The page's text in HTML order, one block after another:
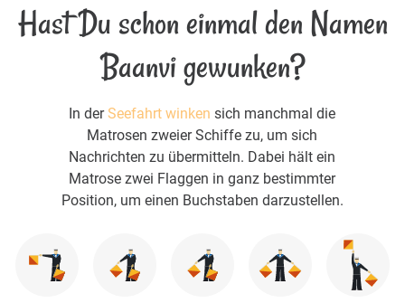
Hast Du schon einmal den Namen
Baanvi gewunken?
In derSeefahrt winken sich manchmal die
Matrosen zweier Schiffe zu, um sich
Nachrichten zu übermitteln. Dabei hält ein
Matrose zwei Flaggen in ganz bestimmter
Position, um einen Buchstaben darzustellen.